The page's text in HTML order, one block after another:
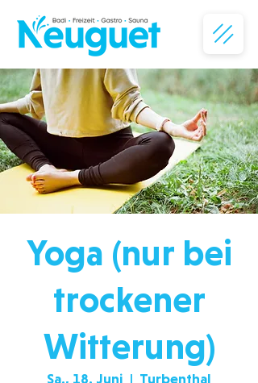
Yoga (nur bei
trockener
Witterung)
Sa., 18. Juni
  |
Turbenthal